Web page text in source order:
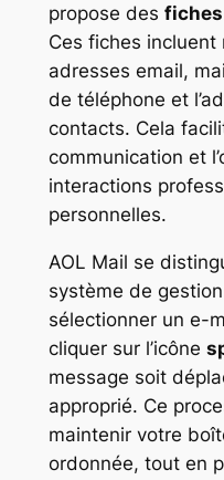
propose des
Ces fiches incluent
adresses email,
de téléphone et
contacts. Cela
communication et
interactions
personnelles.
AOL Mail se
système de
sélectionner un e-
cliquer sur l’icône
message soit
approprié. Ce
maintenir votre
ordonnée, tout en